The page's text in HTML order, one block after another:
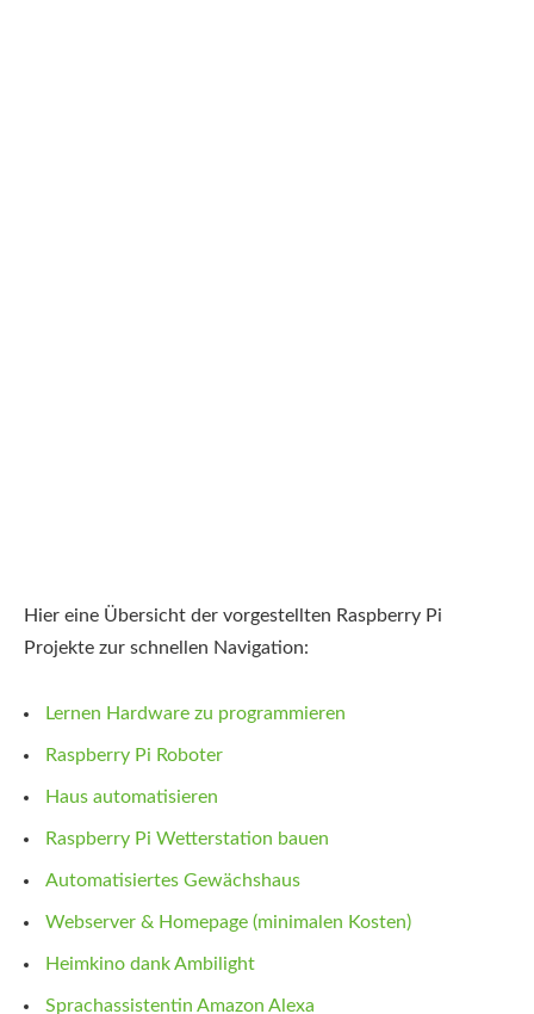
Hier eine Übersicht der vorgestellten Raspberry Pi
Projekte zur schnellen Navigation:
Lernen Hardware zu programmieren
Raspberry Pi Roboter
Haus automatisieren
Raspberry Pi Wetterstation bauen
Automatisiertes Gewächshaus
Webserver & Homepage (minimalen Kosten)
Heimkino dank Ambilight
Sprachassistentin Amazon Alexa